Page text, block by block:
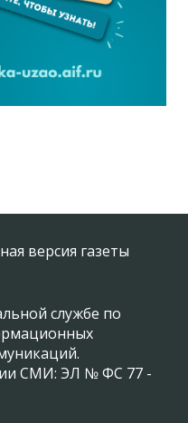
версия газеты
службе по
СМИ: ЭЛ № ФС 77 -